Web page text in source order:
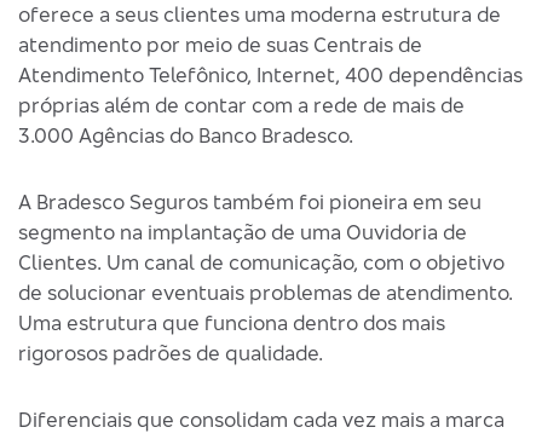
oferece a seus clientes uma moderna estrutura de
atendimento por meio de suas Centrais de
Atendimento Telefônico, Internet, 400 dependências
próprias além de contar com a rede de mais de
3.000 Agências do Banco Bradesco.
A Bradesco Seguros também foi pioneira em seu
segmento na implantação de uma Ouvidoria de
Clientes. Um canal de comunicação, com o objetivo
de solucionar eventuais problemas de atendimento.
Uma estrutura que funciona dentro dos mais
rigorosos padrões de qualidade.
Diferenciais que consolidam cada vez mais a marca